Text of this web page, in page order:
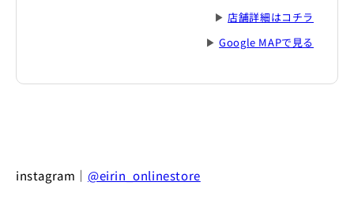
▶店舗詳細はコチラ
▶Google MAPで見る
instagram｜ @eirin_onlinestore